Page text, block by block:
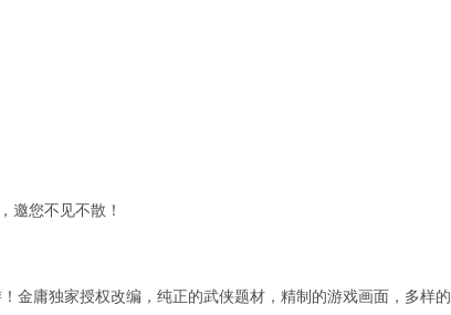
邀您不见不散！
金庸独家授权改编，纯正的武侠题材，精制的游戏画面，多样的